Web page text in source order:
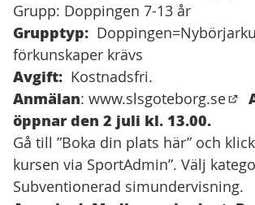
Grupp: Doppingen 7-13 år
Grupptyp:
förkunskaper krävs
Avgift: Kostnadsfri.
Anmälan: www.slsgoteborg.se
öppnar den 2 juli kl. 13.00.
Gå till ”Boka din plats här” och
kursen via SportAdmin”. Välj
Subventionerad simundervisning.